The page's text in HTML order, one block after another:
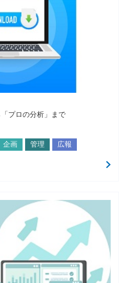
プロの分析」まで
企画 管理 広報